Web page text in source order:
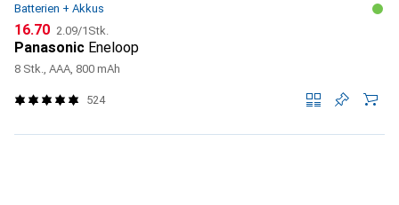
Batterien + Akkus
CHF
16.70 CHF
2.09/1Stk.
Panasonic Eneloop
8 Stk., AAA, 800 mAh
524